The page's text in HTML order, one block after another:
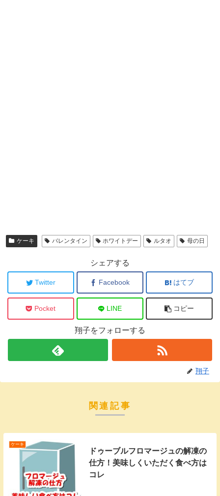
ケーキ バレンタイン ホワイトデー ルタオ 母の日
シェアする
Twitter Facebook はてブ
Pocket LINE コピー
翔子をフォローする
翔子
関連記事
ケーキ
ドゥーブルフロマージュの解凍の
仕方！美味しくいただく食べ方は
コレ